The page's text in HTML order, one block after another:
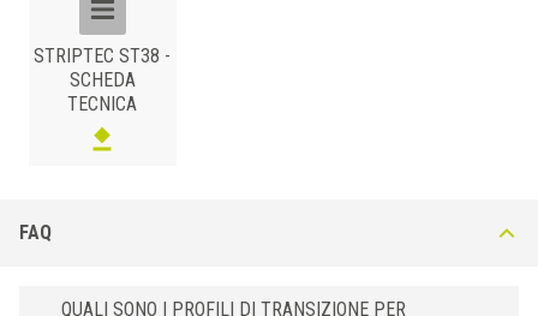
ALLUMINIO
ST 38 ASA Argento
Con Adesivo
STRIPTEC ST38 -
SCHEDA
TECNICA
FAQ
QUALI SONO I PROFILI DI TRANSIZIONE PER